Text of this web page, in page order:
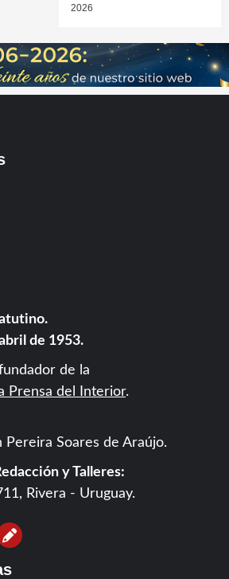
2026
de 1953.
de la
Prensa del Interior.
Pereira Soares de Araújo.
y Talleres:
Rivera - Uruguay.
Contáctanos